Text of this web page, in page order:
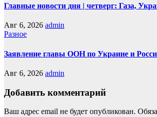
Главные новости дня | четверг: Газа,
Авг 6, 2026 admin
Разное
Заявление главы ООН по Украине и
Авг 6, 2026 admin
Добавить комментарий
Ваш адрес email не будет опубликован.